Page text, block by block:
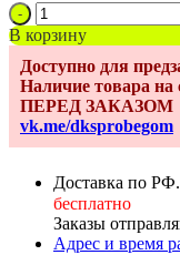
Количество
товара
Коляска
2
в
1
Anex
Flo
В корзину
Доступно для
Наличие товара на
ПЕРЕД ЗАКАЗОМ
vk.me/dksprobegom
Доставка по
бесплатно
Заказы
Адрес и время